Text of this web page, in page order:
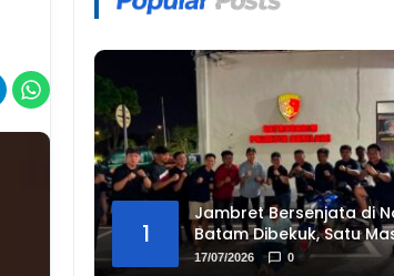
1
Jambret Bersenjata di
Batam Dibekuk, Satu
Buron
17/07/2026 0